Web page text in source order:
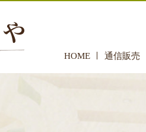
HOME 通信販売